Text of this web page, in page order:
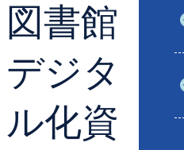
図書館
デジタ
ル化資